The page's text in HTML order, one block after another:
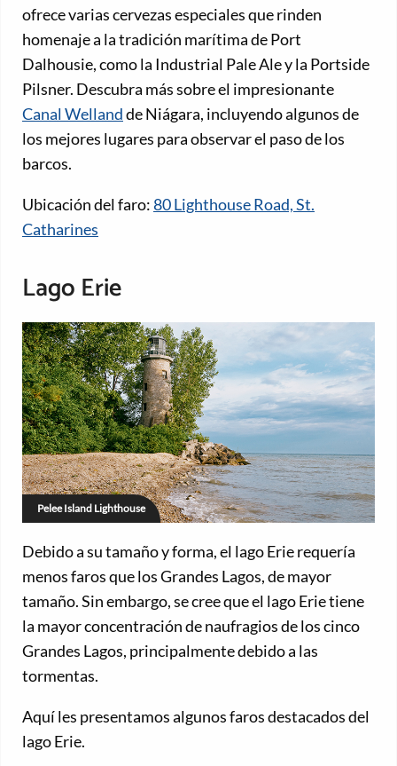
ofrece varias cervezas especiales que rinden
homenaje a la tradición marítima de Port
Dalhousie, como la Industrial Pale Ale y la Portside
Pilsner. Descubra más sobre el impresionante
Canal Wellandde Niágara, incluyendo algunos de
los mejores lugares para observar el paso de los
barcos.
Ubicación del faro:80 Lighthouse Road, St.
Catharines
Lago Erie
Pelee Island Lighthouse
Debido a su tamaño y forma, el lago Erie requería
menos faros que los Grandes Lagos, de mayor
tamaño. Sin embargo, se cree que el lago Erie tiene
la mayor concentración de naufragios de los cinco
Grandes Lagos, principalmente debido a las
tormentas.
Aquí les presentamos algunos faros destacados del
lago Erie.